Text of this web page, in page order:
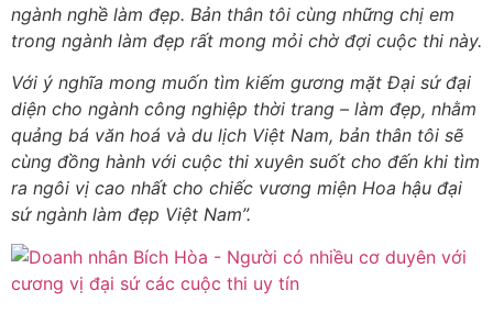
ngành nghề làm đẹp. Bản thân tôi cùng những chị em
trong ngành làm đẹp rất mong mỏi chờ đợi cuộc thi này.
Với ý nghĩa mong muốn tìm kiếm gương mặt Đại sứ đại
diện cho ngành công nghiệp thời trang – làm đẹp, nhằm
quảng bá văn hoá và du lịch Việt Nam, bản thân tôi sẽ
cùng đồng hành với cuộc thi xuyên suốt cho đến khi tìm
ra ngôi vị cao nhất cho chiếc vương miện Hoa hậu đại
sứ ngành làm đẹp Việt Nam”.